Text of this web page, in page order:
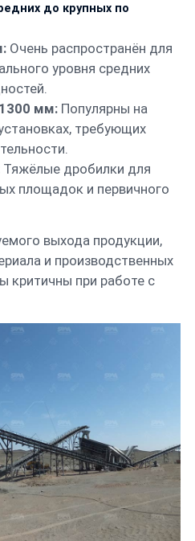
до крупных по
Очень распространён для
уровня средних
мм:Популярны на
требующих
Тяжёлые дробилки для
площадок и первичного
выхода продукции,
и производственных
критичны при работе с